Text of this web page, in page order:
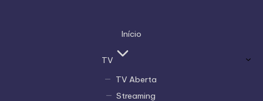
Início
TV
TV Aberta
Streaming